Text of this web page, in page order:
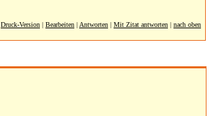
Druck-Version | Bearbeiten | Antworten | Mit Zitat antworten | nach oben